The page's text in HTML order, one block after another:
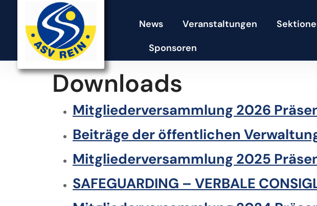
News Veranstaltungen
Sponsoren
Downloads
Mitgliederversammlung 2026
Beiträge der öffentlichen
Mitgliederversammlung 2025
SAFEGUARDING – VERBALE